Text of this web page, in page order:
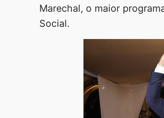
Marechal, o maior
Social.